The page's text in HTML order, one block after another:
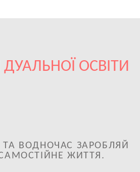
ОСВІТИ
ВОДНОЧАС ЗАРОБЛЯЙ
ЖИТТЯ.